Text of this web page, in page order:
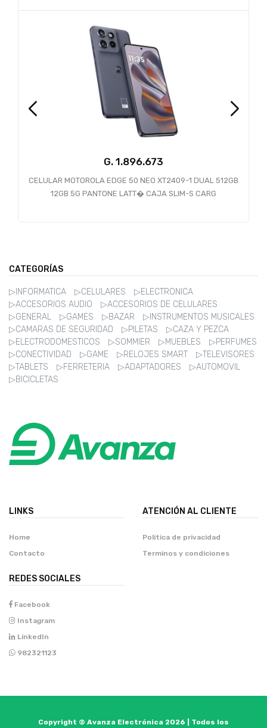
G.
CELULAR MOTOROLA EDGE 50 NEO XT2409-1 DUAL 512GB
12GB 5G PANTONE LATT� CAJA SLIM-S CARG
CATEGORÍAS
▷INFORMATICA ▷CELULARES
▷ELECTRONICA
▷ACCESORIOS AUDIO
▷ACCESORIOS DE CELULARES
▷GENERAL
▷GAMES ▷BAZAR
▷INSTRUMENTOS MUSICALES
▷CAMARAS DE SEGURIDAD
▷PILETAS
▷CAZA Y PEZCA
▷ELECTRODOMESTICOS
▷SOMMIER ▷MUEBLES
▷PERFUMES
▷CONECTIVIDAD
▷GAME ▷RELOJES SMART
▷TELEVISORES
▷TABLETS
▷FERRETERIA ▷ADAPTADORES
▷AUTOMOVIL
▷BICICLETAS
LINKS
Home
Contacto
ATENCIÓN AL CLIENTE
Politica de privacidad
Terminos y condiciones
REDES SOCIALES
Facebook
Instagram
LinkedIn
982321123
Copyright © Avanza Electrónica 2026 | Todos los